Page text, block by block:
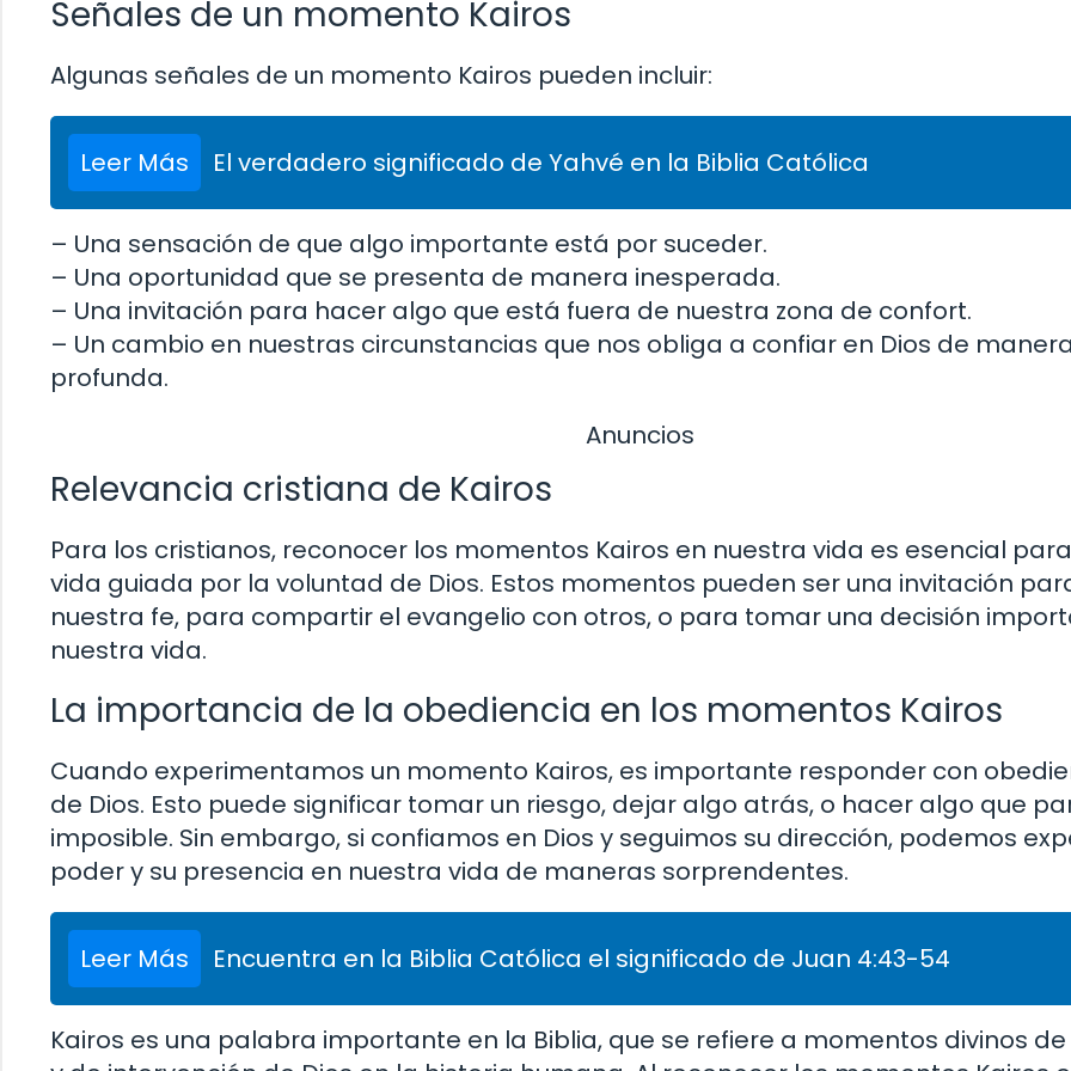
Señales de un momento Kairos
Algunas señales de un momento Kairos pueden incluir:
Leer Más El verdadero significado de Yahvé en la Biblia Católica
– Una sensación de que algo importante está por suceder.
– Una oportunidad que se presenta de manera inesperada.
– Una invitación para hacer algo que está fuera de nuestra zona de confort.
– Un cambio en nuestras circunstancias que nos obliga a confiar en Dios de
profunda.
Anuncios
Relevancia cristiana de Kairos
Para los cristianos, reconocer los momentos Kairos en nuestra vida es esencial
vida guiada por la voluntad de Dios. Estos momentos pueden ser una invitación
nuestra fe, para compartir el evangelio con otros, o para tomar una decisión
nuestra vida.
La importancia de la obediencia en los momentos Kairos
Cuando experimentamos un momento Kairos, es importante responder con
de Dios. Esto puede significar tomar un riesgo, dejar algo atrás, o hacer algo que
imposible. Sin embargo, si confiamos en Dios y seguimos su dirección, podemos
poder y su presencia en nuestra vida de maneras sorprendentes.
Leer Más Encuentra en la Biblia Católica el significado de Juan 4:43-54
Kairos es una palabra importante en la Biblia, que se refiere a momentos divinos